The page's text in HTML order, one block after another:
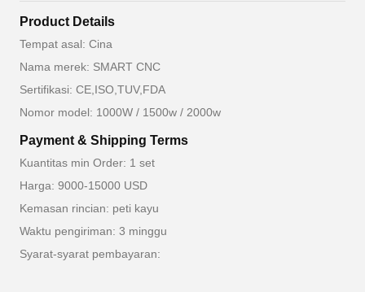
Product Details
Tempat asal: Cina
Nama merek: SMART CNC
Sertifikasi: CE,ISO,TUV,FDA
Nomor model: 1000W / 1500w / 2000w
Payment & Shipping Terms
Kuantitas min Order: 1 set
Harga: 9000-15000 USD
Kemasan rincian: peti kayu
Waktu pengiriman: 3 minggu
Syarat-syarat pembayaran: